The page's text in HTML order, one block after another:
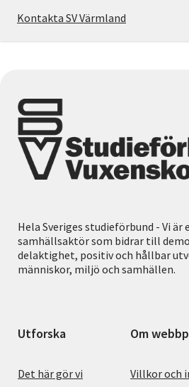
Kontakta SV Värmland
Hela Sveriges studieförbund - Vi är
samhällsaktör som bidrar till
delaktighet, positiv och hållbar
människor, miljö och samhällen.
Utforska
Det här gör vi
Om
Villkor och